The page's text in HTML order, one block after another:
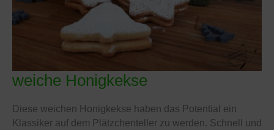
weiche Honigkekse
Diese weichen Honigkekse haben das Potential ein
Klassiker auf dem Plätzchenteller zu werden. Schnell und
weiche